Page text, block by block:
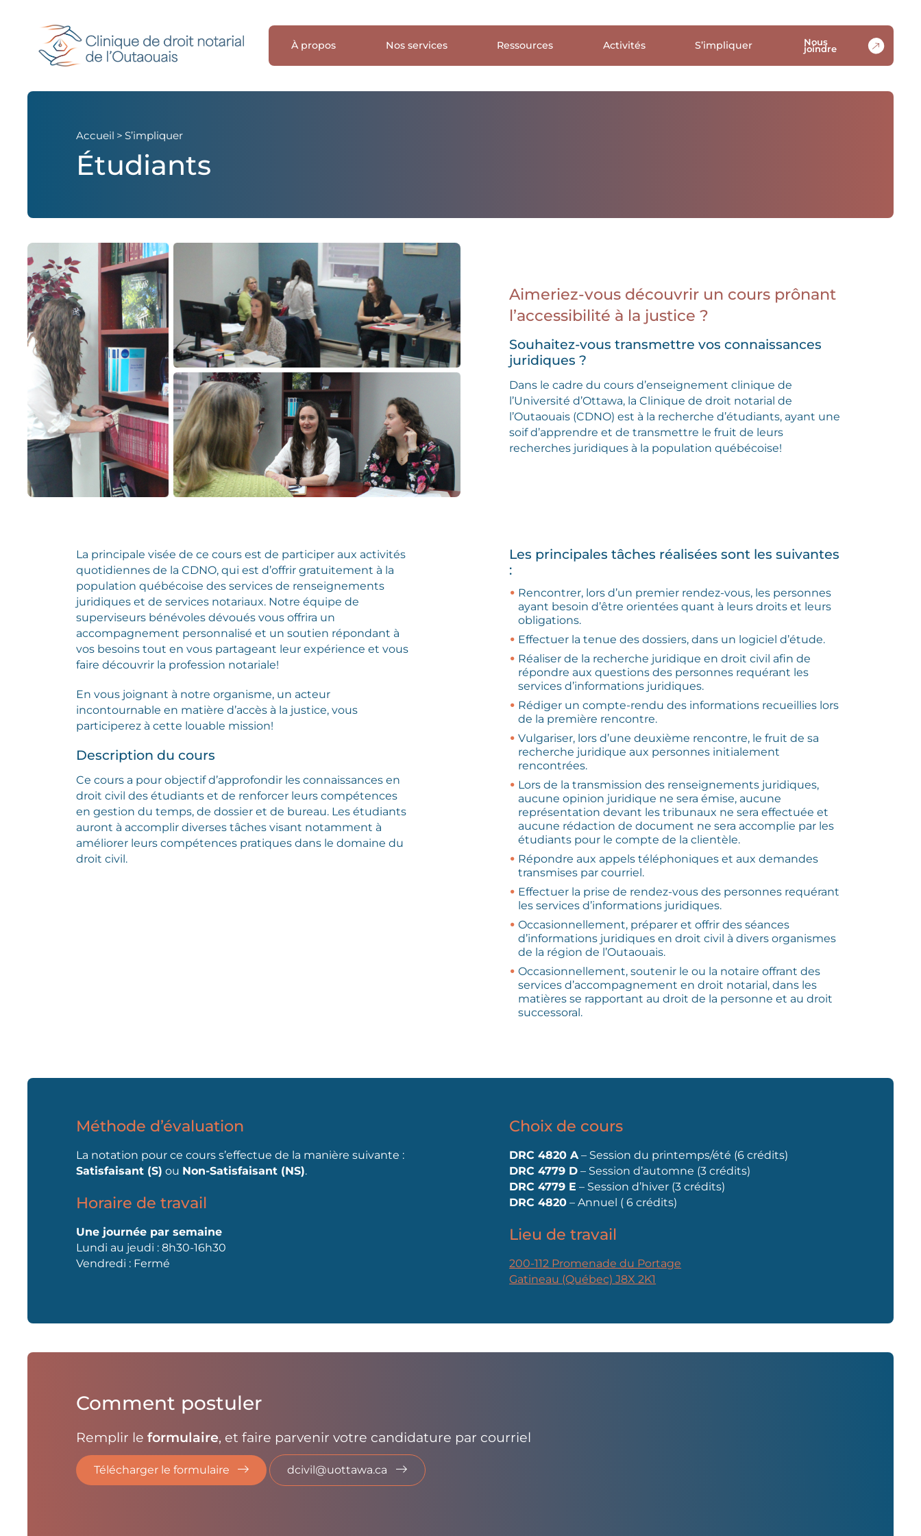
À propos Nos services Ressources Activités S’impliquer Nous
joindre
Accueil > S’impliquer
Étudiants
Aimeriez-vous découvrir un cours prônant
l’accessibilité à la justice ?
Souhaitez-vous transmettre vos connaissances
juridiques ?
Dans le cadre du cours d’enseignement clinique de
l’Université d’Ottawa, la Clinique de droit notarial de
l’Outaouais (CDNO) est à la recherche d’étudiants, ayant une
soif d’apprendre et de transmettre le fruit de leurs
recherches juridiques à la population québécoise!
La principale visée de ce cours est de participer aux activités
quotidiennes de la CDNO, qui est d’offrir gratuitement à la
population québécoise des services de renseignements
juridiques et de services notariaux. Notre équipe de
superviseurs bénévoles dévoués vous offrira un
accompagnement personnalisé et un soutien répondant à
vos besoins tout en vous partageant leur expérience et vous
faire découvrir la profession notariale!
En vous joignant à notre organisme, un acteur
incontournable en matière d’accès à la justice, vous
participerez à cette louable mission!
Description du cours
Ce cours a pour objectif d’approfondir les connaissances en
droit civil des étudiants et de renforcer leurs compétences
en gestion du temps, de dossier et de bureau. Les étudiants
auront à accomplir diverses tâches visant notamment à
améliorer leurs compétences pratiques dans le domaine du
droit civil.
Les principales tâches réalisées sont les suivantes
:
Rencontrer, lors d’un premier rendez-vous, les personnes
ayant besoin d’être orientées quant à leurs droits et leurs
obligations.
Effectuer la tenue des dossiers, dans un logiciel d’étude.
Réaliser de la recherche juridique en droit civil afin de
répondre aux questions des personnes requérant les
services d’informations juridiques.
Rédiger un compte-rendu des informations recueillies lors
de la première rencontre.
Vulgariser, lors d’une deuxième rencontre, le fruit de sa
recherche juridique aux personnes initialement
rencontrées.
Lors de la transmission des renseignements juridiques,
aucune opinion juridique ne sera émise, aucune
représentation devant les tribunaux ne sera effectuée et
aucune rédaction de document ne sera accomplie par les
étudiants pour le compte de la clientèle.
Répondre aux appels téléphoniques et aux demandes
transmises par courriel.
Effectuer la prise de rendez-vous des personnes requérant
les services d’informations juridiques.
Occasionnellement, préparer et offrir des séances
d’informations juridiques en droit civil à divers organismes
de la région de l’Outaouais.
Occasionnellement, soutenir le ou la notaire offrant des
services d’accompagnement en droit notarial, dans les
matières se rapportant au droit de la personne et au droit
successoral.
Méthode d’évaluation
La notation pour ce cours s’effectue de la manière suivante :
Satisfaisant (S) ou Non-Satisfaisant (NS).
Horaire de travail
Une journée par semaine
Lundi au jeudi : 8h30-16h30
Vendredi : Fermé
Choix de cours
DRC 4820 A – Session du printemps/été (6 crédits)
DRC 4779 D – Session d’automne (3 crédits)
DRC 4779 E – Session d’hiver (3 crédits)
DRC 4820 – Annuel ( 6 crédits)
Lieu de travail
200-112 Promenade du Portage
Gatineau (Québec) J8X 2K1
Comment postuler
Remplir leformulaire, et faire parvenir votre candidature par courriel
Télécharger le formulaire dcivil@uottawa.ca